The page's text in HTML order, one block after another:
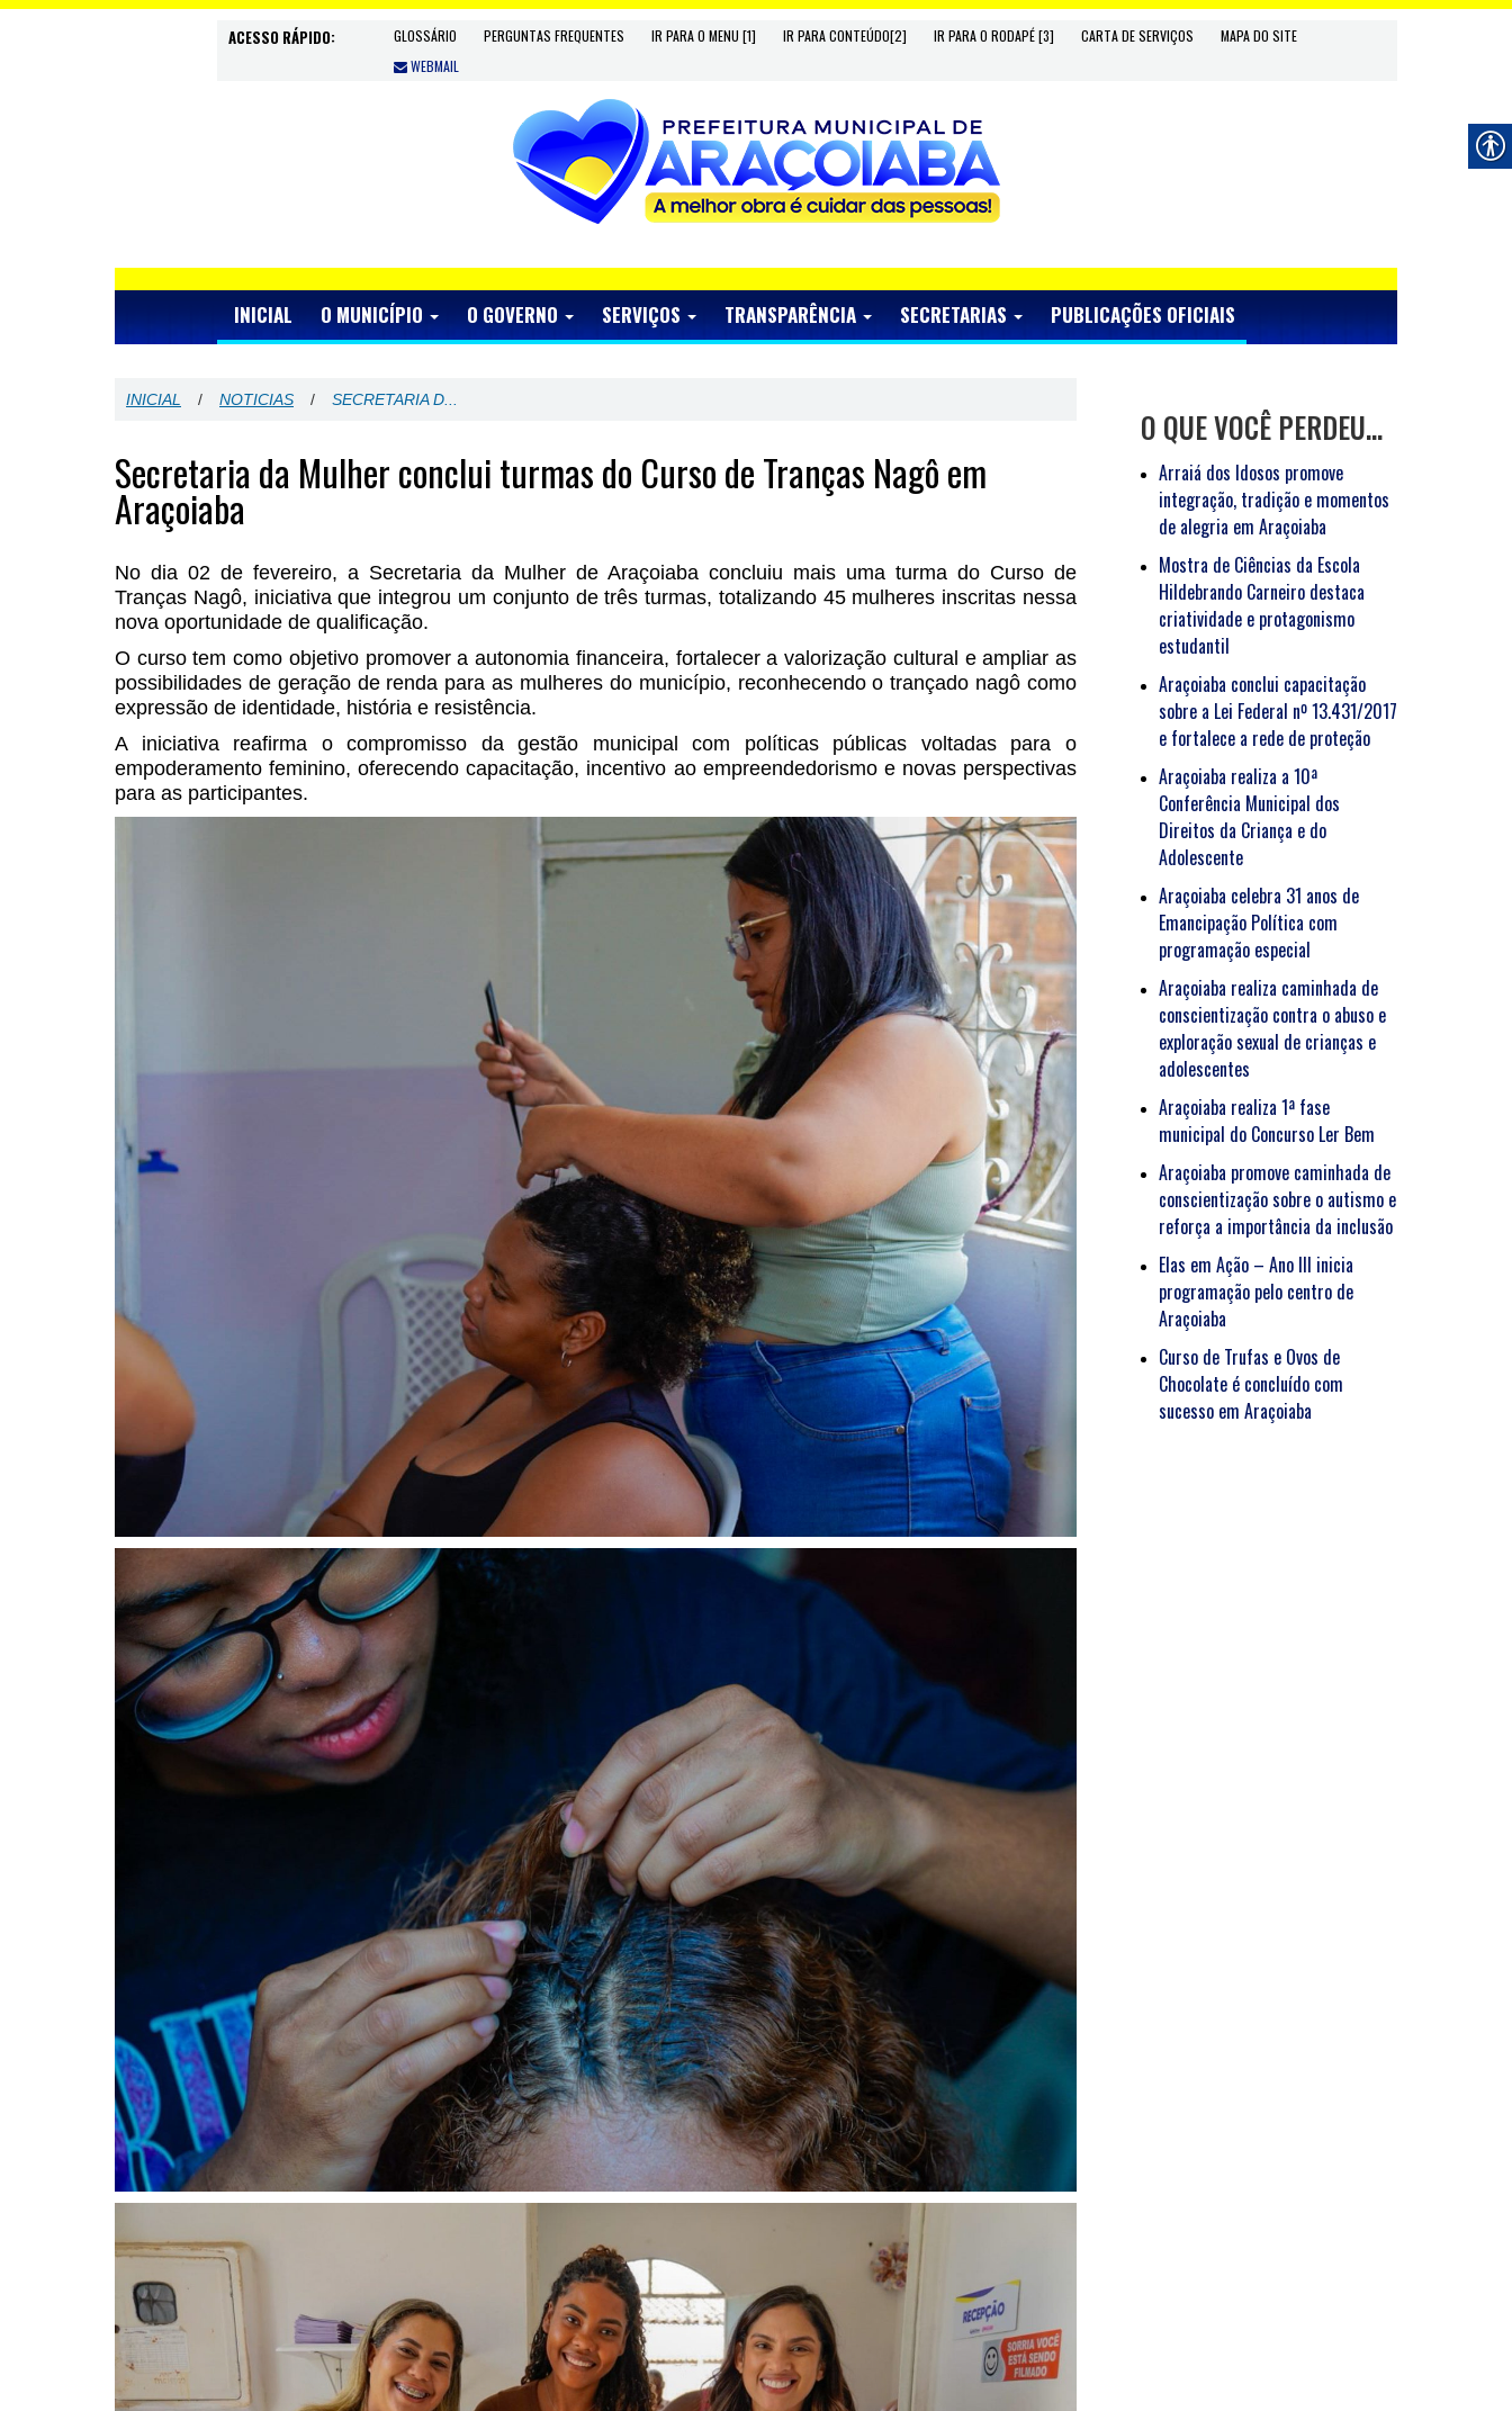
ACESSO RÁPIDO: GLOSSÁRIO PERGUNTAS FREQUENTES IR PARA O MENU [1] IR PARA CONTEÚDO[2] IR PARA O RODAPÉ [3] CARTA DE SERVIÇOS
MAPA DO SITE
WEBMAIL
INICIAL O MUNICÍPIO O GOVERNO SERVIÇOS TRANSPARÊNCIA SECRETARIAS PUBLICAÇÕES OFICIAIS
INICIAL / NOTICIAS / SECRETARIA D...
Secretaria da Mulher conclui turmas do Curso de Tranças Nagô em
Araçoiaba
No dia 02 de fevereiro, a Secretaria da Mulher de Araçoiaba concluiu mais uma turma do Curso de
Tranças Nagô, iniciativa que integrou um conjunto de três turmas, totalizando 45 mulheres inscritas nessa
nova oportunidade de qualificação.
O curso tem como objetivo promover a autonomia financeira, fortalecer a valorização cultural e ampliar as
possibilidades de geração de renda para as mulheres do município, reconhecendo o trançado nagô como
expressão de identidade, história e resistência.
A iniciativa reafirma o compromisso da gestão municipal com políticas públicas voltadas para o
empoderamento feminino, oferecendo capacitação, incentivo ao empreendedorismo e novas perspectivas
para as participantes.
O QUE VOCÊ PERDEU…
Arraiá dos Idosos promove
integração, tradição e momentos
de alegria em Araçoiaba
Mostra de Ciências da Escola
Hildebrando Carneiro destaca
criatividade e protagonismo
estudantil
Araçoiaba conclui capacitação
sobre a Lei Federal nº 13.431/2017
e fortalece a rede de proteção
Araçoiaba realiza a 10ª
Conferência Municipal dos
Direitos da Criança e do
Adolescente
Araçoiaba celebra 31 anos de
Emancipação Política com
programação especial
Araçoiaba realiza caminhada de
conscientização contra o abuso e
exploração sexual de crianças e
adolescentes
Araçoiaba realiza 1ª fase
municipal do Concurso Ler Bem
Araçoiaba promove caminhada de
conscientização sobre o autismo e
reforça a importância da inclusão
Elas em Ação – Ano III inicia
programação pelo centro de
Araçoiaba
Curso de Trufas e Ovos de
Chocolate é concluído com
sucesso em Araçoiaba